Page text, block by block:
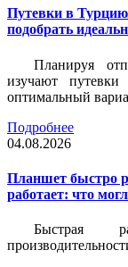
Путевки в
подобрать
Планируя
изучают
оптимальный
Подробнее
04.08.2026
Планшет быстро
работает: что
Быстрая